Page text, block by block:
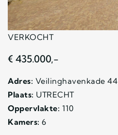
VERKOCHT
€ 435.000,-
Adres: Veilinghavenkade 44
Plaats: UTRECHT
Oppervlakte: 110
Kamers: 6